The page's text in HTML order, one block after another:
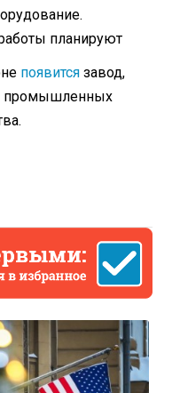
планируют
появится завод,
промышленных